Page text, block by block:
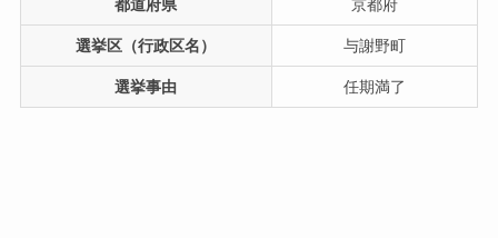
都道府県 京都府
選挙区（行政区名） 与謝野町
選挙事由 任期満了